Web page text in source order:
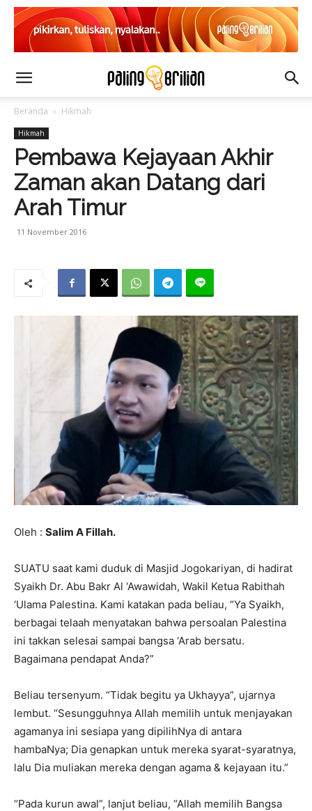
Beranda Hikmah
Hikmah
Pembawa Kejayaan Akhir
Zaman akan Datang dari
Arah Timur
11 November 2016
Oleh : Salim A Fillah.
SUATU saat kami duduk di Masjid Jogokariyan, di hadirat
Syaikh Dr. Abu Bakr Al ‘Awawidah, Wakil Ketua Rabithah
‘Ulama Palestina. Kami katakan pada beliau, “Ya Syaikh,
berbagai telaah menyatakan bahwa persoalan Palestina
ini takkan selesai sampai bangsa ‘Arab bersatu.
Bagaimana pendapat Anda?”
Beliau tersenyum. “Tidak begitu ya Ukhayya”, ujarnya
lembut. “Sesungguhnya Allah memilih untuk menjayakan
agamanya ini sesiapa yang dipilihNya di antara
hambaNya; Dia genapkan untuk mereka syarat-syaratnya,
lalu Dia muliakan mereka dengan agama & kejayaan itu.”
“Pada kurun awal”, lanjut beliau, “Allah memilih Bangsa